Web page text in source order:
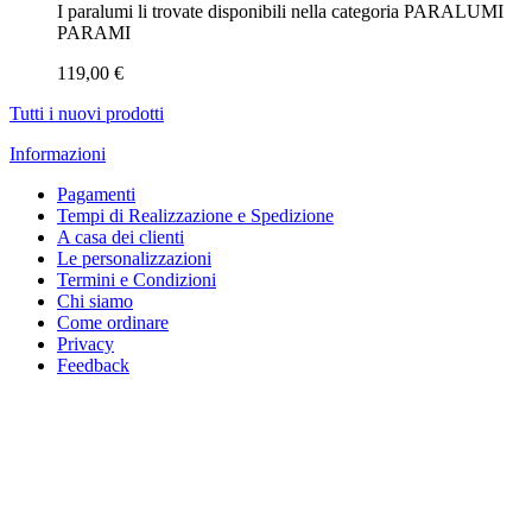
I paralumi li trovate disponibili nella categoria PARALUMI
PARAMI
119,00 €
Tutti i nuovi prodotti
Informazioni
Pagamenti
Tempi di Realizzazione e Spedizione
A casa dei clienti
Le personalizzazioni
Termini e Condizioni
Chi siamo
Come ordinare
Privacy
Feedback